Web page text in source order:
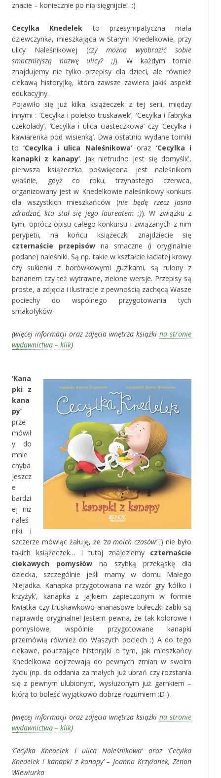
znacie – koniecznie po nią sięgnijcie! :)
Cecylka Knedelek to przesympatyczna mała
dziewczynka, mieszkająca w Starym Knedelkowie, przy
ulicy Naleśnikowej (czy można wyobrazić sobie
smaczniejszą nazwę ulicy? ;)). W każdym tomie
znajdujemy nie tylko przepisy dla dzieci, ale również
ciekawą historyjkę, która zawsze zawiera jakiś aspekt
edukacyjny.
Pojawiło się już kilka książeczek z tej serii, między
innymi : ‘Cecylka i poletko truskawek’, ‘Cecylka i fabryka
czekolady’, ‘Cecylka i ulica ciasteczkowa’ czy ‘Cecylka i
kawiarenka pod wisienką’. Dwa ostatnio wydane tomiki
to‘Cecylka i ulica Naleśnikowa’oraz ‘Cecylka i
kanapki z kanapy’. Jak nietrudno jest się domyślić,
pierwsza książeczka poświęcona jest naleśnikom
właśnie, gdyż co roku, trzynastego czerwca,
organizowany jest w Knedelkowie naleśnikowy konkurs
dla wszystkich mieszkańców (nie będę rzecz jasna
zdradzać, kto stał się jego laureatem ;)). W związku z
tym, oprócz opisu całego konkursu i związanych z nim
perypetii, na końcu książeczki znajdziecie się
czternaście przepisów na smaczne (i oryginalnie
podane) naleśniki. Są np. takie w kształcie łaciatej krowy
czy sukienki z borówkowymi guzikami, są rulony z
bananem czy też wytrawne, zielone wersje. Przepisy są
proste, a zdjęcia i ilustracje z pewnością zachęcą Wasze
pociechy do wspólnego przygotowania tych
smakołyków.
(więcej informacji oraz zdjęcia wnętrza książki na stronie
wydawnictwa – klik)
‘Kana
pki z
kana
py’
prze
mówił
y do
mnie
chyba
jeszcz
e
bardzi
ej niż
naleś
niki i
szczerze mówiąc żałuję, że ‘za moich czasów’;) nie było
takich książeczek… I tutaj znajdziemy czternaście
ciekawych pomysłów na szybką przekąskę dla
dziecka, szczególnie jeśli mamy w domu Małego
Niejadka. Kanapka przygotowana na wzór gry ‘kółko i
krzyżyk’, kanapka z jajkiem zapieczonym w formie
kwiatka czy truskawkowo-ananasowe bułeczki-żabki są
naprawdę oryginalne! Jestem pewna, że tak kolorowe i
pomysłowe, wspólnie przygotowane kanapki
przemówią również do Waszych pociech :) A do tego
ciekawe, pouczające historyjki o tym, jak mieszkańcy
Knedelkowa dojrzewają do pewnych zmian w swoim
życiu (np. do oddania za małych już ubrań czy rozstania
się z pewnym ulubionym, wysłużonym już garnkiem –
którą to boleść wyjątkowo dobrze rozumiem :D ).
(więcej informacji oraz zdjęcia wnętrza książki na stronie
wydawnictwa – klik)
‘Cecylka Knedelek i ulica Naleśnikowa’ oraz ‘Cecylka
Knedelek i kanapki z kanapy’ – Joanna Krzyżanek, Zenon
Wiewiurka